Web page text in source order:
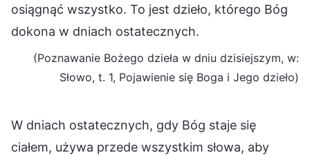
osiągnąć wszystko. To jest dzieło, którego Bóg
dokona w dniach ostatecznych.
(Poznawanie Bożego dzieła w dniu dzisiejszym, w:
Słowo, t. 1, Pojawienie się Boga i Jego dzieło)
W dniach ostatecznych, gdy Bóg staje się
ciałem, używa przede wszystkim słowa, aby